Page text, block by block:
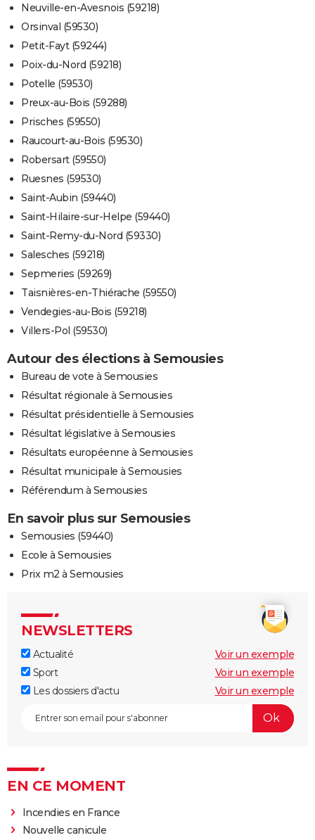
Neuville-en-Avesnois (59218)
Orsinval (59530)
Petit-Fayt (59244)
Poix-du-Nord (59218)
Potelle (59530)
Preux-au-Bois (59288)
Prisches (59550)
Raucourt-au-Bois (59530)
Robersart (59550)
Ruesnes (59530)
Saint-Aubin (59440)
Saint-Hilaire-sur-Helpe (59440)
Saint-Remy-du-Nord (59330)
Salesches (59218)
Sepmeries (59269)
Taisnières-en-Thiérache (59550)
Vendegies-au-Bois (59218)
Villers-Pol (59530)
Autour des élections à Semousies
Bureau de vote à Semousies
Résultat régionale à Semousies
Résultat présidentielle à Semousies
Résultat législative à Semousies
Résultats européenne à Semousies
Résultat municipale à Semousies
Référendum à Semousies
En savoir plus sur Semousies
Semousies (59440)
Ecole à Semousies
Prix m2 à Semousies
NEWSLETTERS
Actualité
Voir un exemple
Sport
Voir un exemple
Les dossiers d'actu
Voir un exemple
EN CE MOMENT
Incendies en France
Nouvelle canicule